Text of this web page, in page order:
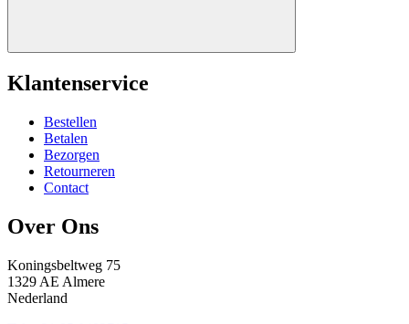
Klantenservice
Bestellen
Betalen
Bezorgen
Retourneren
Contact
Over Ons
Koningsbeltweg 75
1329 AE Almere
Nederland